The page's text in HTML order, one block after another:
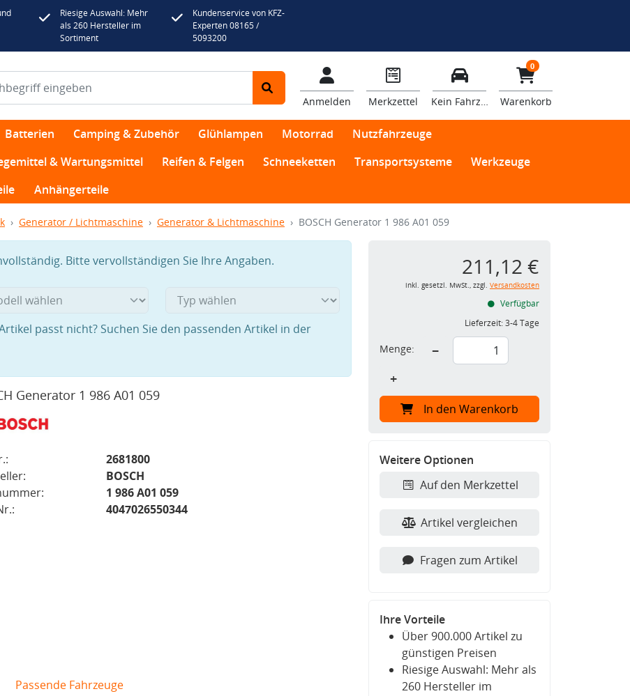
Riesige Auswahl: Mehr
als 260 Hersteller im
Sortiment
Kundenservice von KFZ-
Experten 08165 /
5093200
Anmelden Merkzettel Kein Fahrzeug
0
Warenkorb
Batterien Camping & Zubehör Glühlampen Motorrad
Nutzfahrzeuge
& Wartungsmittel Reifen & Felgen Schneeketten Transportsysteme
Werkzeuge
Anhängerteile
Generator / Lichtmaschine Generator & Lichtmaschine BOSCH Generator 1 986 A01 059
Bitte vervollständigen Sie Ihre Angaben.
passt nicht? Suchen Sie den passenden Artikel in der
Generator 1 986 A01 059
2681800
BOSCH
1 986 A01 059
4047026550344
Passende Fahrzeuge
211,12 €
inkl. gesetzl. MwSt., zzgl. Versandkosten
Verfügbar
Lieferzeit:3-4 Tage
Menge:
−
+
In den Warenkorb
Weitere Optionen
Auf den Merkzettel
Artikel vergleichen
Fragen zum Artikel
Ihre Vorteile
Über 900.000 Artikel zu
günstigen Preisen
Riesige Auswahl: Mehr als
260 Hersteller im